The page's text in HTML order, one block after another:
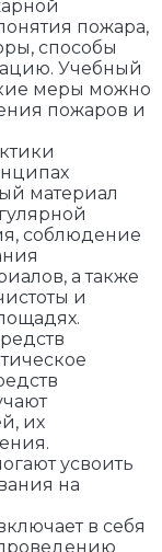
пожара,
способы
Учебный
меры можно
пожаров и
материал
соблюдение
а также
и
их
усвоить
на
в себя